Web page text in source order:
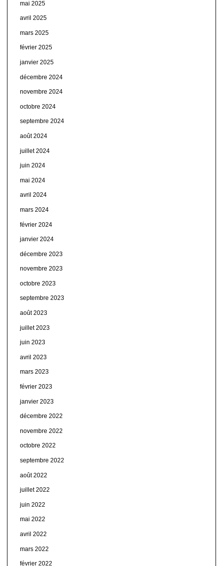
mai 2025
avril 2025
mars 2025
février 2025
janvier 2025
décembre 2024
novembre 2024
octobre 2024
septembre 2024
août 2024
juillet 2024
juin 2024
mai 2024
avril 2024
mars 2024
février 2024
janvier 2024
décembre 2023
novembre 2023
octobre 2023
septembre 2023
août 2023
juillet 2023
juin 2023
avril 2023
mars 2023
février 2023
janvier 2023
décembre 2022
novembre 2022
octobre 2022
septembre 2022
août 2022
juillet 2022
juin 2022
mai 2022
avril 2022
mars 2022
février 2022